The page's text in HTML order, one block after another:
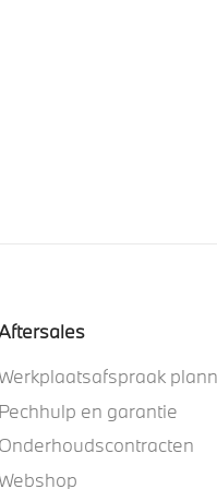
Pechhulp en garantie
Onderhoudscontracten